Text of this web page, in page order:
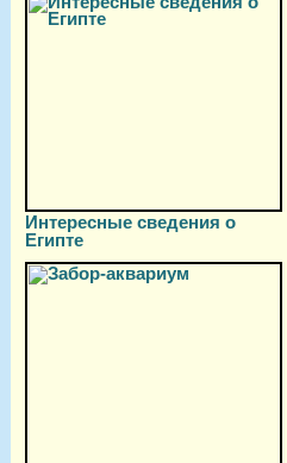
Интересные сведения о
Египте